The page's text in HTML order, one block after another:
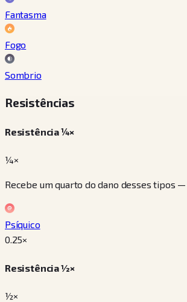
Fantasma
Fogo
Sombrio
Resistências
Resistência ¼×
¼×
Recebe um quarto do dano desses tipos
Psíquico
0.25×
Resistência ½×
½×